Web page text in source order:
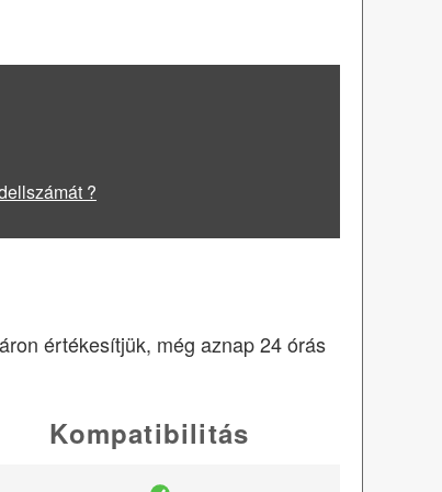
?
értékesítjük, még aznap 24 órás
Kompatibilitás